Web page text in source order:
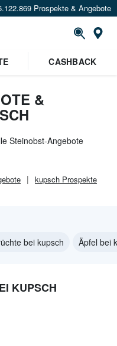
Prospekte & Angebote
CASHBACK
&
Steinobst-Angebote
kupsch Prospekte
bei kupsch Äpfel bei
KUPSCH